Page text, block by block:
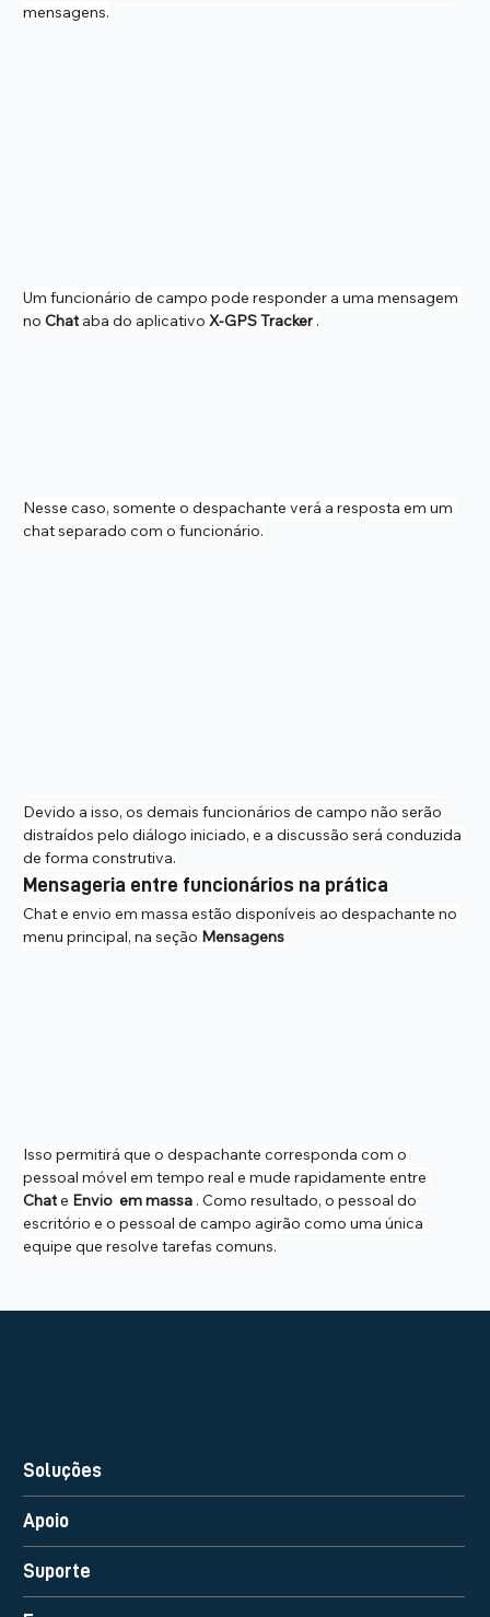
mensagens.
Um funcionário de campo pode responder a uma mensagem
no Chat aba do aplicativo X-GPS Tracker .
Nesse caso, somente o despachante verá a resposta em um
chat separado com o funcionário.
Devido a isso, os demais funcionários de campo não serão
distraídos pelo diálogo iniciado, e a discussão será conduzida
de forma construtiva.
Mensageria entre funcionários na prática
Chat e envio em massa estão disponíveis ao despachante no
menu principal, na seção Mensagens
Isso permitirá que o despachante corresponda com o
pessoal móvel em tempo real e mude rapidamente entre
Chat e Envio em massa . Como resultado, o pessoal do
escritório e o pessoal de campo agirão como uma única
equipe que resolve tarefas comuns.
Soluções
Apoio
Suporte